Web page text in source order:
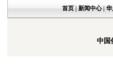
首页| 新闻中心| 华
中国